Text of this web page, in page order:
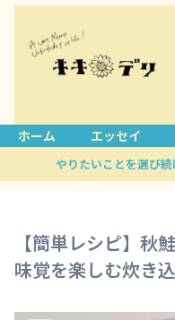
ホーム エッセイ
やりたいことを選び
【簡単レシピ】秋
味覚を楽しむ炊き